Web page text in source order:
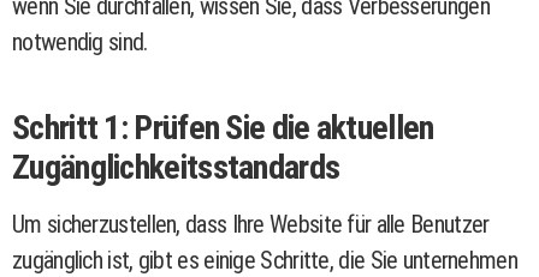
wenn Sie durchfallen, wissen Sie, dass Verbesserungen
notwendig sind.
Schritt 1: Prüfen Sie die aktuellen
Zugänglichkeitsstandards
Um sicherzustellen, dass Ihre Website für alle Benutzer
zugänglich ist, gibt es einige Schritte, die Sie unternehmen